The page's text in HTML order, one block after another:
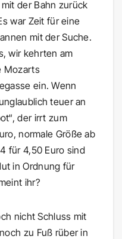
der Bahn zurück
war Zeit für eine
mit der Suche.
wir kehrten am
Mozarts
ein. Wenn
teuer an
der irrt zum
normale Größe ab
für 4,50 Euro sind
in Ordnung für
ihr?
nicht Schluss mit
zu Fuß rüber in